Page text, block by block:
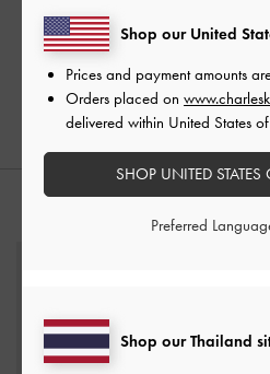
รัดข้อเท้ารุ่น Fianna
เบจ
฿2,590.00
กุหลาบรุ่
฿
สไตล์ลุค
Shop our Thailand
Shop our United
Prices and payment amounts
Orders placed on
delivered within United States
SHOP UNITED
Preferred